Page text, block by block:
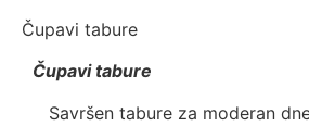
Čupavi tabure
Čupavi tabure
Savršen tabure za moderan